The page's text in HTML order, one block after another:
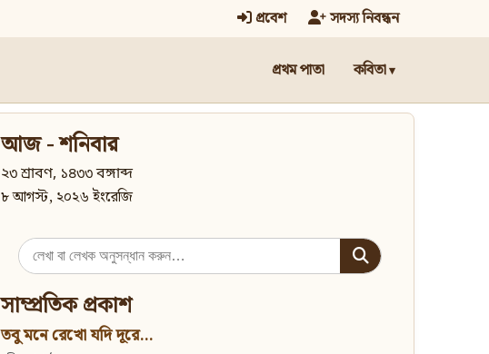
প্রবেশ সদস্য নিবন্ধন
প্রথম পাতা কবিতা
আজ - শনিবার
২৩ শ্রাবণ, ১৪৩৩ বঙ্গাব্দ
৮ আগস্ট, ২০২৬ ইংরেজি
Search
for:
সাম্প্রতিক প্রকাশ
তবু মনে রেখো যদি দূরে...